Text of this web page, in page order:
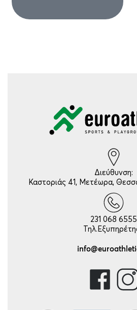
Διεύθυνση:
Καστοριάς 41, Μετέωρα,
231 068 6555